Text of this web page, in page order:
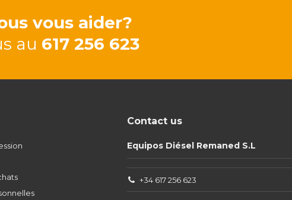
vous aider?
au 617 256 623
Contact us
Equipos Diésel Remaned S.L
+34 617 256 623